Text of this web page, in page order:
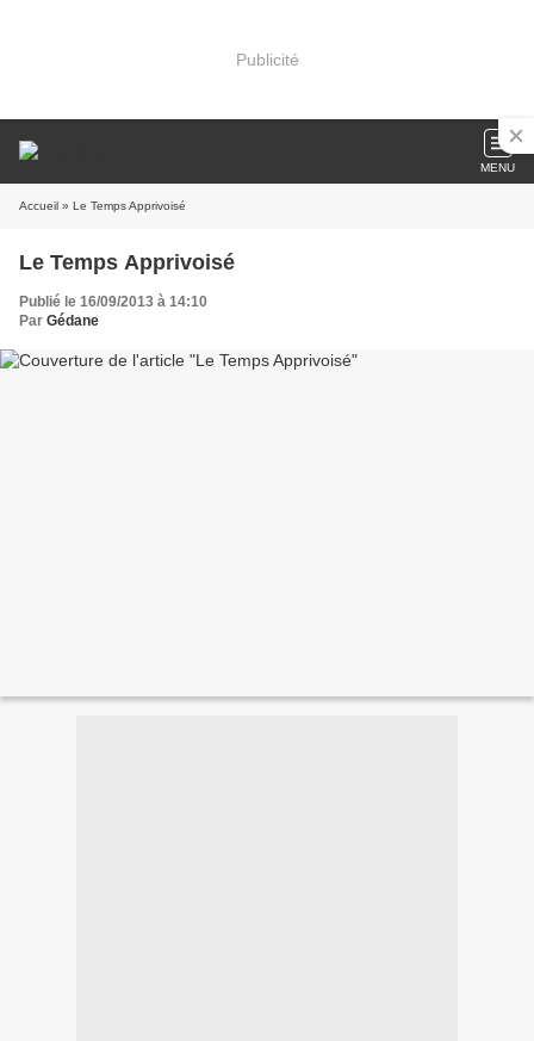
Publicité
MENU
Accueil » Le Temps Apprivoisé
Le Temps Apprivoisé
Publié le 16/09/2013 à 14:10
Par Gédane